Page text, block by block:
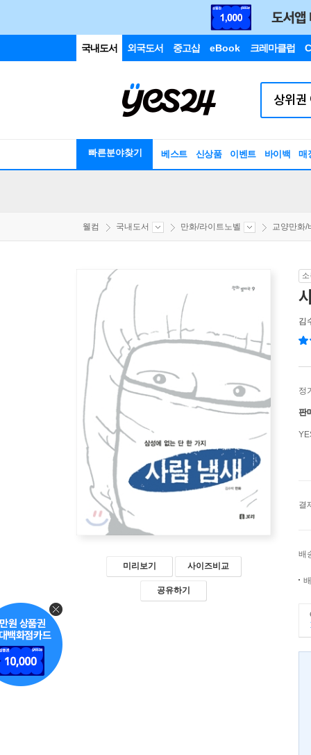
국내도서 외국도서 중고샵 eBook 크레마클럽
빠른분야찾기 베스트 신상품 이벤트 바이백 매
웰컴 국내도서 만화/라이트노벨 교양만화/
미리보기 사이즈비교
공유하기
김
정
판
결
배